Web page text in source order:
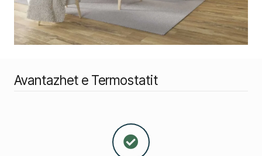
Avantazhet e Termostatit